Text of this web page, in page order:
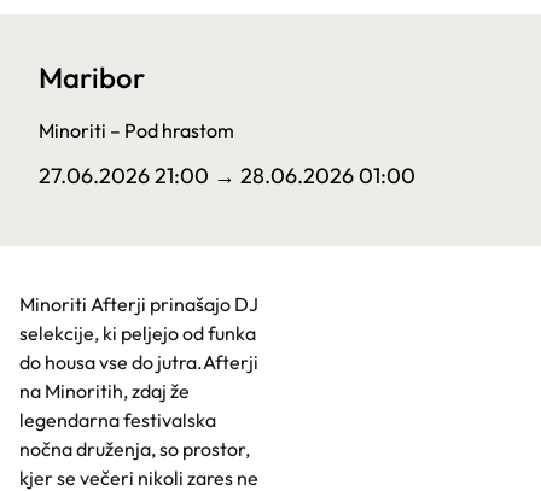
Maribor
Minoriti – Pod hrastom
27.06.2026 21:00 → 28.06.2026 01:00
Minoriti Afterji prinašajo DJ
selekcije, ki peljejo od funka
do housa vse do jutra.Afterji
na Minoritih, zdaj že
legendarna festivalska
nočna druženja, so prostor,
kjer se večeri nikoli zares ne